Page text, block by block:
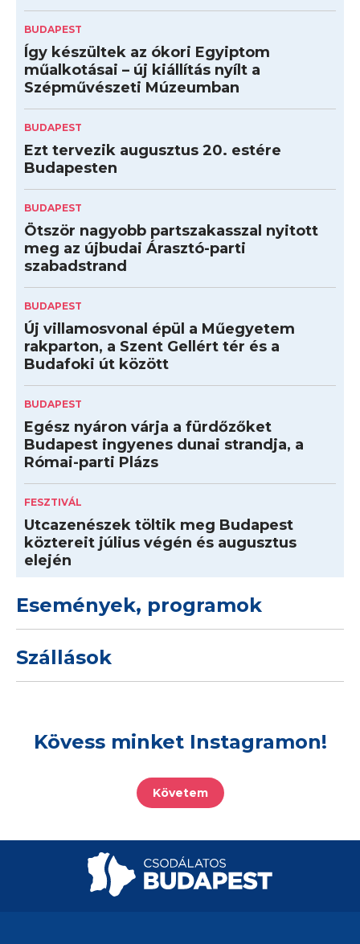
BUDAPEST
Így készültek az ókori Egyiptom
műalkotásai – új kiállítás nyílt a
Szépművészeti Múzeumban
BUDAPEST
Ezt tervezik augusztus 20. estére
Budapesten
BUDAPEST
Ötször nagyobb partszakasszal nyitott
meg az újbudai Árasztó-parti
szabadstrand
BUDAPEST
Új villamosvonal épül a Műegyetem
rakparton, a Szent Gellért tér és a
Budafoki út között
BUDAPEST
Egész nyáron várja a fürdőzőket
Budapest ingyenes dunai strandja, a
Római-parti Plázs
FESZTIVÁL
Utcazenészek töltik meg Budapest
köztereit július végén és augusztus
elején
Események, programok
Szállások
Kövess minket Instagramon!
Követem